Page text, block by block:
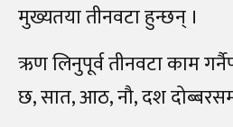
मुख्यतया तीनवटा हुन्छन् ।
ऋण लिनुपूर्व तीनवटा काम
छ, सात, आठ, नौ, दश